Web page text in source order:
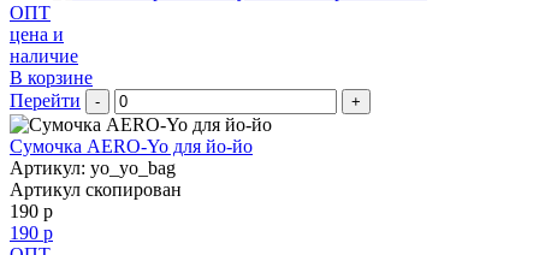
ОПТ
цена и
наличие
В корзине
Перейти
- +
Сумочка AERO-Yo для йо-йо
Артикул: yo_yo_bag
Артикул скопирован
190 р
190 р